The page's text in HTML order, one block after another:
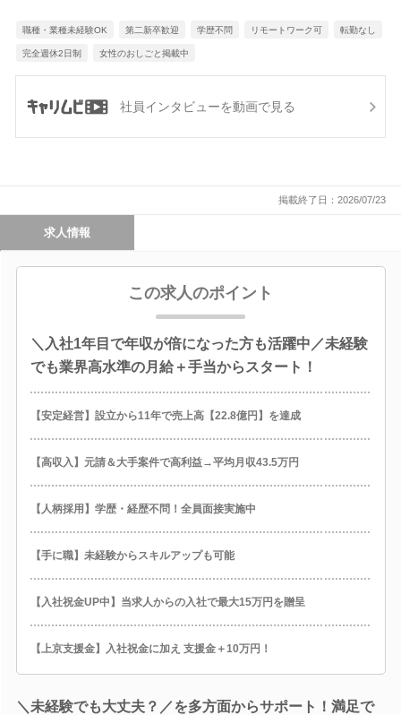
職種・業種未経験OK 第二新卒歓迎 学歴不問 リモートワーク可 転勤なし
完全週休2日制 女性のおしごと掲載中
社員インタビューを動画で見る
掲載終了日：2026/07/23
求人情報
この求人のポイント
＼入社1年目で年収が倍になった方も活躍中／未経験
でも業界高水準の月給＋手当からスタート！
【安定経営】設立から11年で売上高【22.8億円】を達成
【高収入】元請＆大手案件で高利益→平均月収43.5万円
【人柄採用】学歴・経歴不問！全員面接実施中
【手に職】未経験からスキルアップも可能
【入社祝金UP中】当求人からの入社で最大15万円を贈呈
【上京支援金】入社祝金に加え 支援金＋10万円！
＼未経験でも大丈夫？／を多方面からサポート！満足で